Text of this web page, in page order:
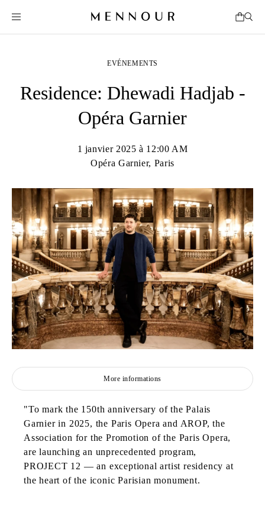
EVÉNEMENTS
Residence: Dhewadi Hadjab -
Opéra Garnier
1 janvier 2025 à 12:00 AM
Opéra Garnier, Paris
More informations
"To mark the 150th anniversary of the Palais
Garnier in 2025, the Paris Opera and AROP, the
Association for the Promotion of the Paris Opera,
are launching an unprecedented program,
PROJECT 12 — an exceptional artist residency at
the heart of the iconic Parisian monument.